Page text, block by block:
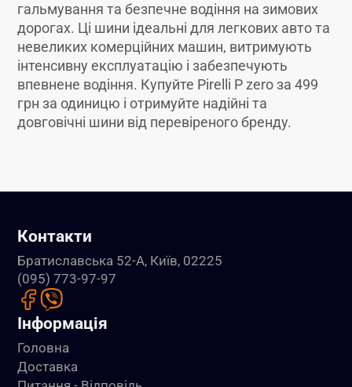
гальмування та безпечне водіння на зимових
дорогах. Ці шини ідеальні для легкових авто та
невеликих комерційних машин, витримують
інтенсивну експлуатацію і забезпечують
впевнене водіння. Купуйте Pirelli P zero за 499
грн за одиницю і отримуйте надійні та
довговічні шини від перевіреного бренду.
Контакти
Братиславська 52-А, Київ, 02225
(095) 773-97-97
Інформація
Головна
Доставка